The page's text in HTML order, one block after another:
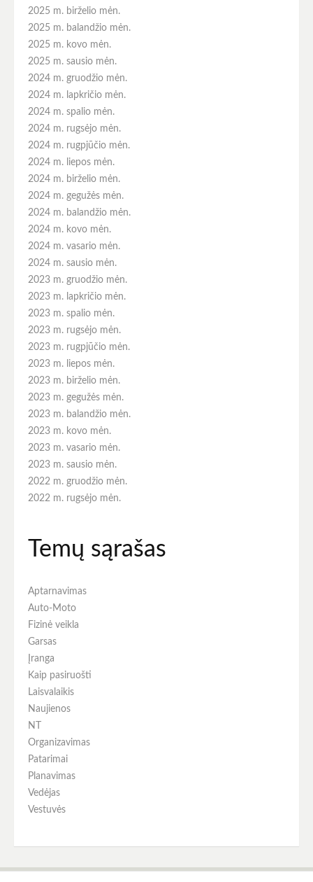
2025 m. birželio mėn.
2025 m. balandžio mėn.
2025 m. kovo mėn.
2025 m. sausio mėn.
2024 m. gruodžio mėn.
2024 m. lapkričio mėn.
2024 m. spalio mėn.
2024 m. rugsėjo mėn.
2024 m. rugpjūčio mėn.
2024 m. liepos mėn.
2024 m. birželio mėn.
2024 m. gegužės mėn.
2024 m. balandžio mėn.
2024 m. kovo mėn.
2024 m. vasario mėn.
2024 m. sausio mėn.
2023 m. gruodžio mėn.
2023 m. lapkričio mėn.
2023 m. spalio mėn.
2023 m. rugsėjo mėn.
2023 m. rugpjūčio mėn.
2023 m. liepos mėn.
2023 m. birželio mėn.
2023 m. gegužės mėn.
2023 m. balandžio mėn.
2023 m. kovo mėn.
2023 m. vasario mėn.
2023 m. sausio mėn.
2022 m. gruodžio mėn.
2022 m. rugsėjo mėn.
Temų sąrašas
Aptarnavimas
Auto-Moto
Fizinė veikla
Garsas
Įranga
Kaip pasiruošti
Laisvalaikis
Naujienos
NT
Organizavimas
Patarimai
Planavimas
Vedėjas
Vestuvės